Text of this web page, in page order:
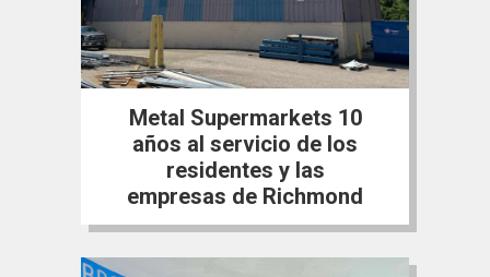
Metal Supermarkets 10
años al servicio de los
residentes y las
empresas de Richmond